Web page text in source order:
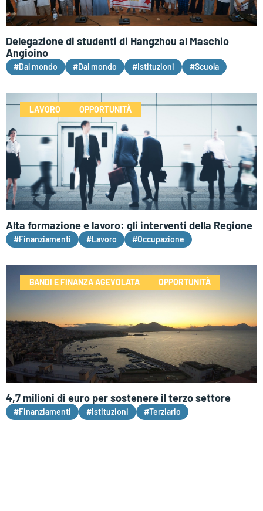
Delegazione di studenti di Hangzhou al Maschio
Angioino
#Dal mondo #Dal mondo #Istituzioni #Scuola
LAVORO OPPORTUNITÀ
Alta formazione e lavoro: gli interventi della Regione
#Finanziamenti #Lavoro #Occupazione
BANDI E FINANZA AGEVOLATA OPPORTUNITÀ
4,7 milioni di euro per sostenere il terzo settore
#Finanziamenti #Istituzioni #Terziario